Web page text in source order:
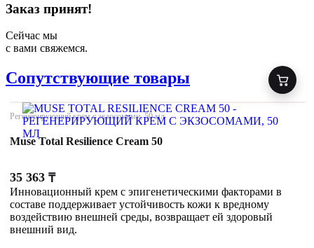
Заказ принят!
Сейчас мы
с вами свяжемся.
Сопутствующие товары
Регенерирующий крем с экзосомами, 50 мл
Muse Total Resilience Cream 50
35 363 ₸
Инновационный крем с эпигенетическими факторами в
составе поддерживает устойчивость кожи к вредному
воздействию внешней среды, возвращает ей здоровый
внешний вид.